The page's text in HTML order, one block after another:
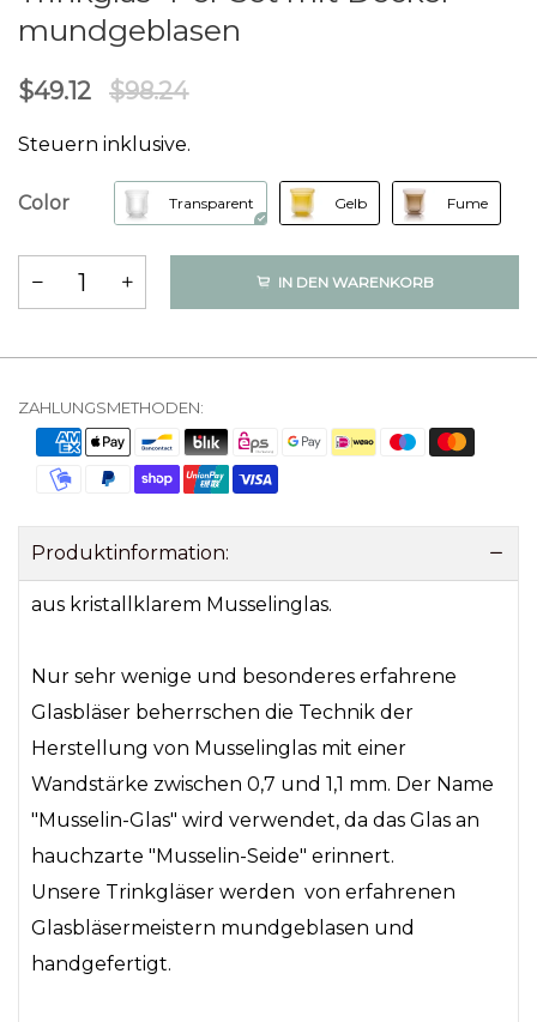
mundgeblasen
$49.12 $98.24
Steuern inklusive.
Color Transparent Gelb Fume
IN DEN WARENKORB
ZAHLUNGSMETHODEN:
Produktinformation:
aus kristallklarem Musselinglas.
Nur sehr wenige und besonderes erfahrene
Glasbläser beherrschen die Technik der
Herstellung von Musselinglas mit einer
Wandstärke zwischen 0,7 und 1,1 mm. Der Name
"Musselin-Glas" wird verwendet, da das Glas an
hauchzarte "Musselin-Seide" erinnert.
Unsere Trinkgläser werden von erfahrenen
Glasbläsermeistern mundgeblasen und
handgefertigt.